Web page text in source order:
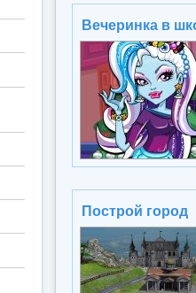
Вечеринка в
Построй город